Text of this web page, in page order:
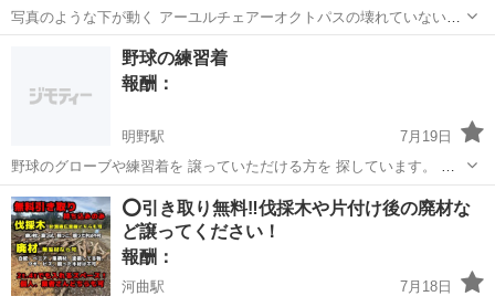
写真のような下が動く アーユルチェアーオクトパスの壊れていない物
が欲しです。四日市市 保々駅
野球の練習着
報酬：
明野駅
7月19日
野球のグローブや練習着を 譲っていただける方を 探しています。 サ
イズは140-150辺りで 不要なものがあれば よろしくお願いします。
三重 伊勢市 明野駅 買いたい/ください
⭕️引き取り無料‼️伐採木や片付け後の廃材な
ど譲ってください！
報酬：
河曲駅
7月18日